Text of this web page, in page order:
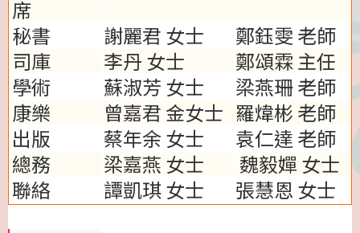
席
秘書
謝麗君 女士
鄭鈺雯 老師
司庫
李丹 女士
鄭頌霖 主任
學術
蘇淑芳 女士
梁燕珊 老師
康樂
曾嘉君 金女士 羅煒彬 老師
出版
蔡年余 女士
袁仁達 老師
總務
梁嘉燕 女士
魏毅嬋 女士
聯絡
譚凱琪 女士 張慧恩 女士